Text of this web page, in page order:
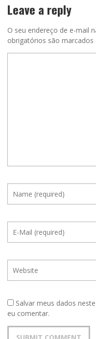
Leave a reply
O seu endereço de e-mail
obrigatórios são marcados
Salvar meus dados
eu comentar.